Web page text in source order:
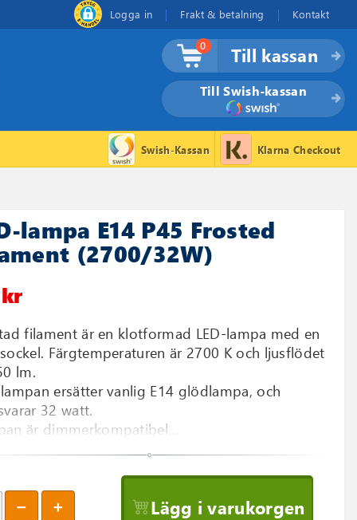
Kontakt
Frakt & betalning
Logga in
0 Till kassan
Till Swish-kassan
Swish-Kassan Klarna Checkout
lampa E14 P45 Frosted
(2700/32W)
filament är en klotformad LED-lampa med en
Färgtemperaturen är 2700 K och ljusflödet
lm.
lampan ersätter vanlig E14 glödlampa, och
32 watt.
är dimmerkompatibel...
Lägg i varukorgen